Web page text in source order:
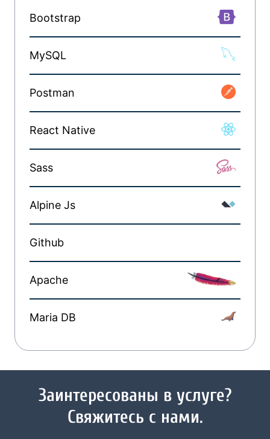
Bootstrap
MySQL
Postman
React Native
Sass
Alpine Js
Github
Apache
Maria DB
Заинтересованы в услуге?
Свяжитесь с нами.